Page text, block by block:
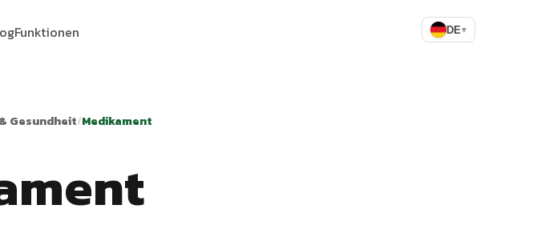
Funktionen DE▾
Gesundheit/Medikament